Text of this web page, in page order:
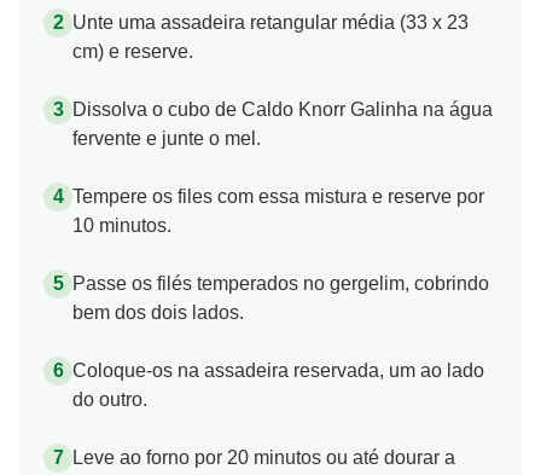
Unte uma assadeira retangular média (33 x 23
cm) e reserve.
Dissolva o cubo de Caldo Knorr Galinha na água
fervente e junte o mel.
Tempere os files com essa mistura e reserve por
10 minutos.
Passe os filés temperados no gergelim, cobrindo
bem dos dois lados.
Coloque-os na assadeira reservada, um ao lado
do outro.
Leve ao forno por 20 minutos ou até dourar a